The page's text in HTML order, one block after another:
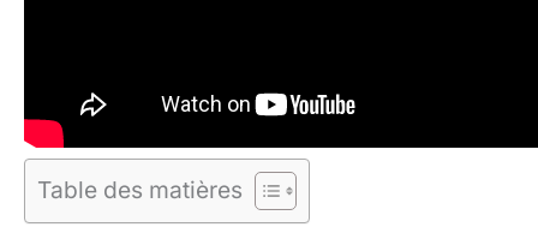
Table des matières